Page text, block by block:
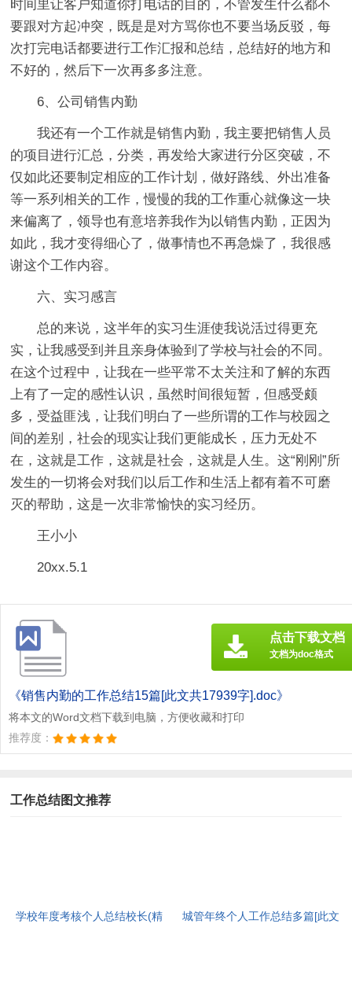
时间里让客户知道你打电话的目的，不管发生什么都不
要跟对方起冲突，既是是对方骂你也不要当场反驳，每
次打完电话都要进行工作汇报和总结，总结好的地方和
不好的，然后下一次再多多注意。
6、公司销售内勤
我还有一个工作就是销售内勤，我主要把销售人员
的项目进行汇总，分类，再发给大家进行分区突破，不
仅如此还要制定相应的工作计划，做好路线、外出准备
等一系列相关的工作，慢慢的我的工作重心就像这一块
来偏离了，领导也有意培养我作为以销售内勤，正因为
如此，我才变得细心了，做事情也不再急燥了，我很感
谢这个工作内容。
六、实习感言
总的来说，这半年的实习生涯使我说活过得更充
实，让我感受到并且亲身体验到了学校与社会的不同。
在这个过程中，让我在一些平常不太关注和了解的东西
上有了一定的感性认识，虽然时间很短暂，但感受颇
多，受益匪浅，让我们明白了一些所谓的工作与校园之
间的差别，社会的现实让我们更能成长，压力无处不
在，这就是工作，这就是社会，这就是人生。这“刚刚”所
发生的一切将会对我们以后工作和生活上都有着不可磨
灭的帮助，这是一次非常愉快的实习经历。
王小小
20xx.5.1
《销售内勤的工作总结15篇[此文共17939字].doc》
将本文的Word文档下载到电脑，方便收藏和打印
推荐度：
点击下载文档
文档为doc格式
工作总结图文推荐
学校年度考核个人总结校长(精
城管年终个人工作总结多篇[此文